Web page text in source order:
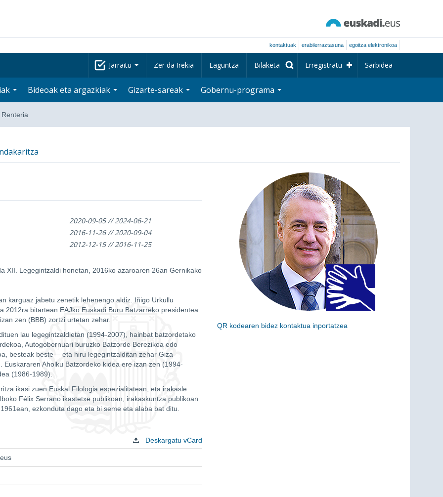
kontaktuak erabilerraztasuna egoitza elektronikoa
Jarraitu Zer da Irekia Laguntza Bilaketa Erregistratu Sarbidea
Bideoak eta argazkiak Gizarte-sareak Gobernu-programa
2020-09-05 // 2024-06-21
2016-11-26 // 2020-09-04
2012-12-15 // 2016-11-25
XII. Legegintzaldi honetan, 2016ko azaroaren 26an Gernikako
karguaz jabetu zenetik lehenengo aldiz. Iñigo Urkullu
bitartean EAJko Euskadi Buru Batzarreko presidentea
zen (BBB) zortzi urtetan zehar.
lau legegintzaldietan (1994-2007), hainbat batzordetako
Autogobernuari buruzko Batzorde Berezikoa edo
besteak beste— eta hiru legegintzalditan zehar Giza
Aholku Batzordeko kidea ere izan zen (1994-
(1986-1989).
ikasi zuen Euskal Filologia espezialitatean, eta irakasle
Félix Serrano ikastetxe publikoan, irakaskuntza publikoan
ezkonduta dago eta bi seme eta alaba bat ditu.
Deskargatu vCard
QR kodearen bidez kontaktua inportatzea